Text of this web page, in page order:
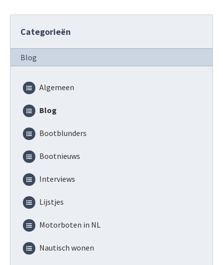
Categorieën
Blog
Algemeen
Blog
Bootblunders
Bootnieuws
Interviews
Lijstjes
Motorboten in NL
Nautisch wonen